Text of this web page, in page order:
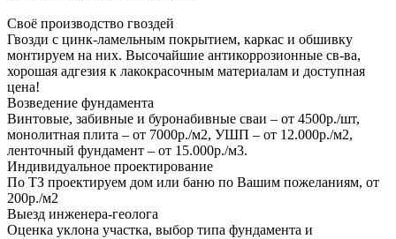
Своё производство гвоздей
Гвозди с цинк-ламельным покрытием, каркас и обшивку
монтируем на них. Высочайшие антикоррозионные св-ва,
хорошая адгезия к лакокрасочным материалам и доступная
цена!
Возведение фундамента
Винтовые, забивные и буронабивные сваи – от 4500р./шт,
монолитная плита – от 7000р./м2, УШП – от 12.000р./м2,
ленточный фундамент – от 15.000р./м3.
Индивидуальное проектирование
По ТЗ проектируем дом или баню по Вашим пожеланиям, от
200р./м2
Выезд инженера-геолога
Оценка уклона участка, выбор типа фундамента и